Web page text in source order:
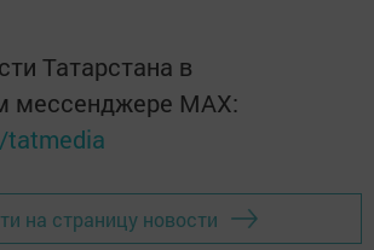
Татарстана в
мессенджере MАХ:
на страницу новости